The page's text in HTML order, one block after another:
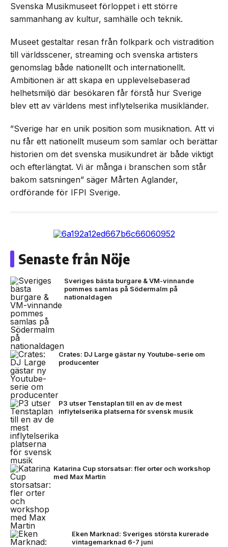
Svenska Musikmuseet förloppet i ett större
sammanhang av kultur, samhälle och teknik.
Museet gestaltar resan från folkpark och vistradition
till världsscener, streaming och svenska artisters
genomslag både nationellt och internationellt.
Ambitionen är att skapa en upplevelsebaserad
helhetsmiljö där besökaren får förstå hur Sverige
blev ett av världens mest inflytelserika musikländer.
”Sverige har en unik position som musiknation. Att vi
nu får ett nationellt museum som samlar och berättar
historien om det svenska musikundret är både viktigt
och efterlängtat. Vi är många i branschen som står
bakom satsningen” säger Mårten Aglander,
ordförande för IFPI Sverige.
Senaste från Nöje
Sveriges bästa burgare & VM-vinnande
pommes samlas på Södermalm på
nationaldagen
Crates: DJ Large gästar ny Youtube-serie om
producenter
P3 utser Tenstaplan till en av de mest
inflytelserika platserna för svensk musik
Katarina Cup storsatsar: fler orter och workshop
med Max Martin
Eken Marknad: Sveriges största kurerade
vintagemarknad 6-7 juni